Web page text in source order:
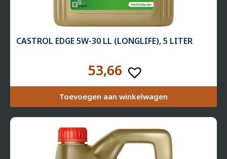
CASTROL EDGE 5W-30 LL (LONGLIFE), 5 LITER
53,66
Toevoegen aan winkelwagen